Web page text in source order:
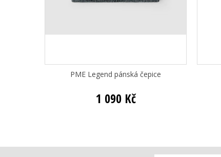
PME Legend pánská čepice
1 090 Kč